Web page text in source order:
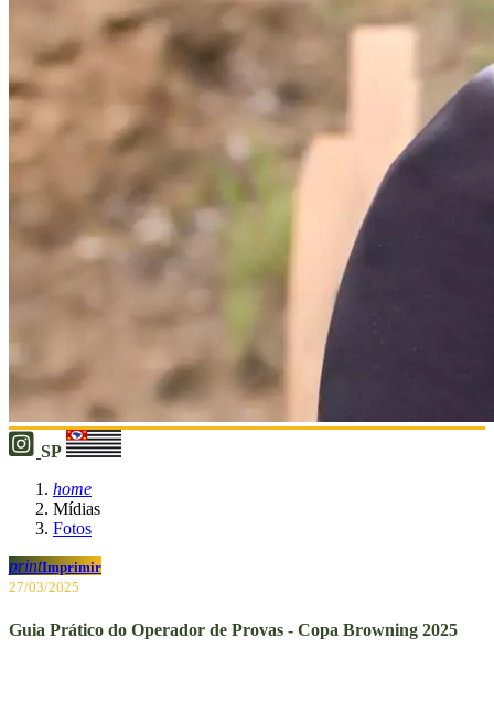
SP
home
Mídias
Fotos
printImprimir
27/03/2025
Guia Prático do Operador de Provas - Copa Browning 2025